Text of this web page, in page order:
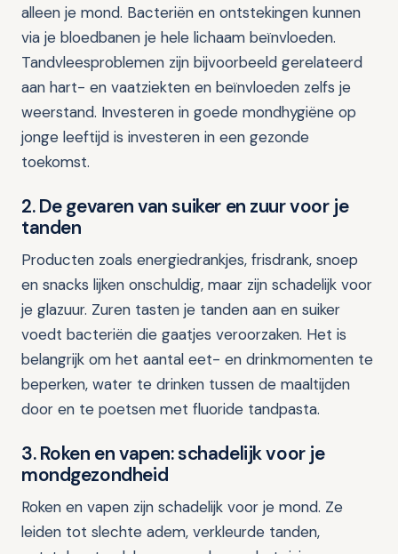
alleen je mond. Bacteriën en ontstekingen kunnen
via je bloedbanen je hele lichaam beïnvloeden.
Tandvleesproblemen zijn bijvoorbeeld gerelateerd
aan hart- en vaatziekten en beïnvloeden zelfs je
weerstand. Investeren in goede mondhygiëne op
jonge leeftijd is investeren in een gezonde
toekomst.
2. De gevaren van suiker en zuur voor je
tanden
Producten zoals energiedrankjes, frisdrank, snoep
en snacks lijken onschuldig, maar zijn schadelijk voor
je glazuur. Zuren tasten je tanden aan en suiker
voedt bacteriën die gaatjes veroorzaken. Het is
belangrijk om het aantal eet- en drinkmomenten te
beperken, water te drinken tussen de maaltijden
door en te poetsen met fluoride tandpasta.
3. Roken en vapen: schadelijk voor je
mondgezondheid
Roken en vapen zijn schadelijk voor je mond. Ze
leiden tot slechte adem, verkleurde tanden,